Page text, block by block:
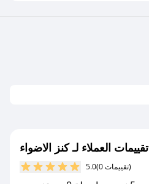
تقييمات العملاء لـ كنز الاضواء
5.0 (0 تقييمات)